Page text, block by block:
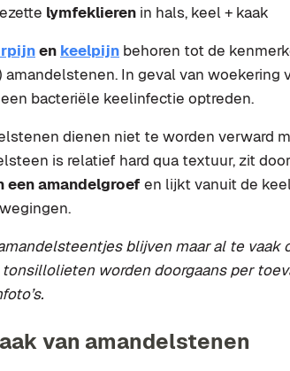
lymfeklieren in hals, keel + kaak
en keelpijn behoren tot de
amandelstenen. In geval van woekering
bacteriële keelinfectie optreden.
dienen niet te worden verward
is relatief hard qua textuur, zit
een amandelgroef en lijkt vanuit de
blijven maar al te vaak
worden doorgaans per
van amandelstenen